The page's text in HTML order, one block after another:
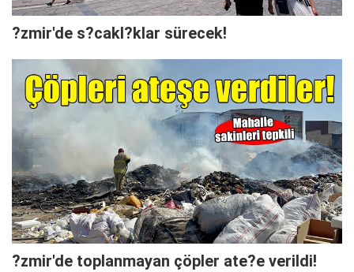
?zmir'de s?cakl?klar sürecek!
?zmir'de toplanmayan çöpler ate?e verildi!